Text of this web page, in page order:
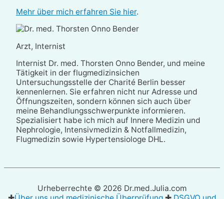
Mehr über mich erfahren Sie hier.
Arzt, Internist
Internist Dr. med. Thorsten Onno Bender, und meine
Tätigkeit in der flugmedizinsichen
Untersuchungsstelle der Charité Berlin besser
kennenlernen. Sie erfahren nicht nur Adresse und
Öffnungszeiten, sondern können sich auch über
meine Behandlungsschwerpunkte informieren.
Spezialisiert habe ich mich auf Innere Medizin und
Nephrologie, Intensivmedizin & Notfallmedizin,
Flugmedizin sowie Hypertensiologe DHL.
Urheberrechte © 2026 Dr.med.Julia.com